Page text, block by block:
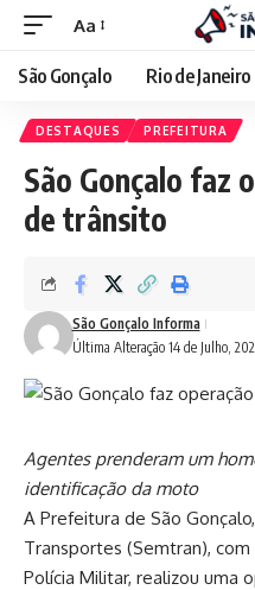
Aa
São Gonçalo Rio de Janeiro
DESTAQUES PREFEITURA
São Gonçalo faz
de trânsito
Última Alteração 14 de Julho,
São Gonçalo Informa
Agentes prenderam um
identificação da moto
A Prefeitura de São
Transportes (Semtran),
Polícia Militar, realizou uma